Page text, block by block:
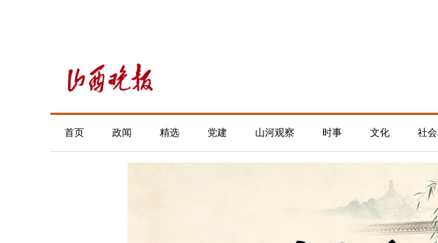
首页 政闻 精选 党建 山河观察 时事 文化 社会